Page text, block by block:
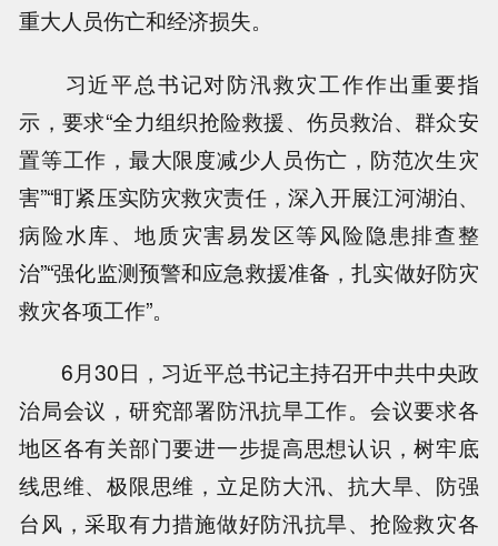
重大人员伤亡和经济损失。
习近平总书记对防汛救灾工作作出重要指
示，要求“全力组织抢险救援、伤员救治、群众安
置等工作，最大限度减少人员伤亡，防范次生灾
害”“盯紧压实防灾救灾责任，深入开展江河湖泊、
病险水库、地质灾害易发区等风险隐患排查整
治”“强化监测预警和应急救援准备，扎实做好防灾
救灾各项工作”。
6月30日，习近平总书记主持召开中共中央政
治局会议，研究部署防汛抗旱工作。会议要求各
地区各有关部门要进一步提高思想认识，树牢底
线思维、极限思维，立足防大汛、抗大旱、防强
台风，采取有力措施做好防汛抗旱、抢险救灾各